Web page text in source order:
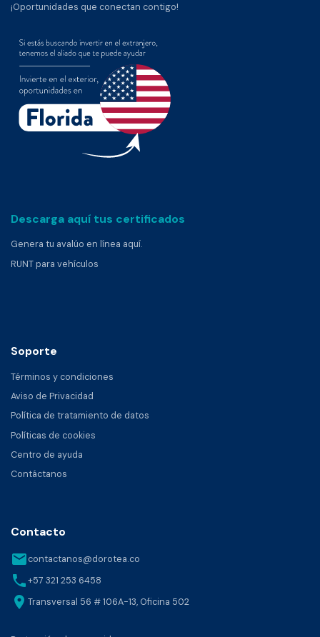
¡Oportunidades que conectan contigo!
Descarga aquí tus certificados
Genera tu avalúo en línea aquí.
RUNT para vehículos
Soporte
Términos y condiciones
Aviso de Privacidad
Política de tratamiento de datos
Políticas de cookies
Centro de ayuda
Contáctanos
Contacto
emailcontactanos@dorotea.co
phone+57 321 253 6458
location_onTransversal 56 # 106A-13, Oficina 502